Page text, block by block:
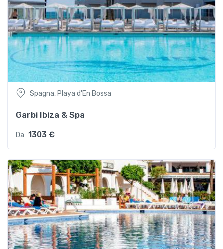
Spagna, Playa d'En Bossa
Garbi Ibiza & Spa
Da 1303 €